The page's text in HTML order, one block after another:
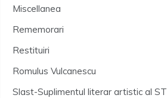
Miscellanea
Rememorari
Restituiri
Romulus Vulcanescu
Slast-Suplimentul literar artistic al ST